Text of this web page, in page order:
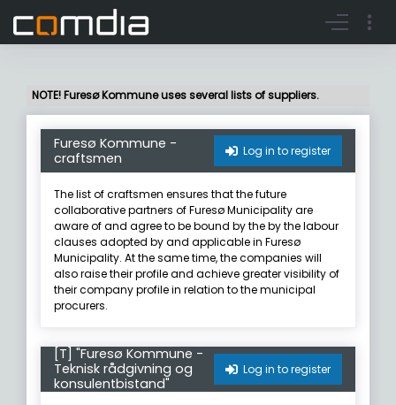
Go to login Register account
NOTE! Furesø Kommune uses several lists of suppliers.
Furesø Kommune -
craftsmen
Log in to register
The list of craftsmen ensures that the future
collaborative partners of Furesø Municipality are
aware of and agree to be bound by the by the labour
clauses adopted by and applicable in Furesø
Municipality. At the same time, the companies will
also raise their profile and achieve greater visibility of
their company profile in relation to the municipal
procurers.
[T] "Furesø Kommune -
Teknisk rådgivning og
konsulentbistand"
Log in to register